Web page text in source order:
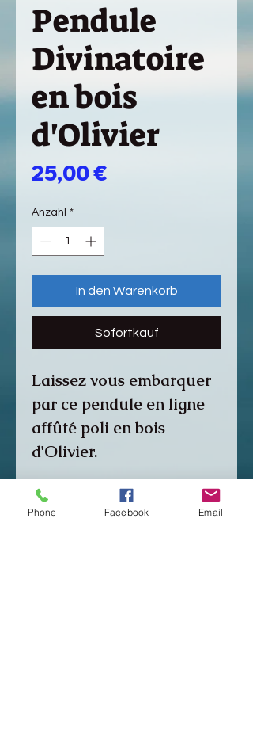
Pendule
Divinatoire
en bois
d'Olivier
25,00 €Preis
Anzahl *
In den Warenkorb
Sofortkauf
Laissez vous embarquer
par ce pendule en ligne
affûté poli en bois
d'Olivier.
Tous les pendules sont
réalisés à la main par
Phone Facebook Email